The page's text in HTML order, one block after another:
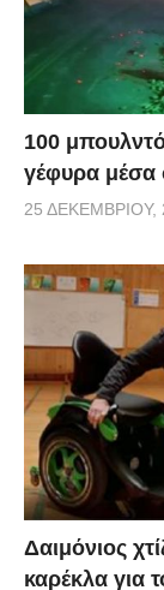
100
γέφυρα μέσα
25 ΔΕΚΕΜΒΡΊΟΥ,
Δαιμόνιος
καρέκλα για